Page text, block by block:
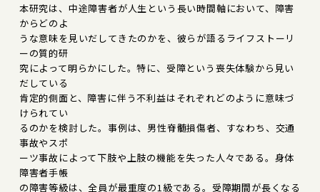
本研究は、中途障害者が人生という長い時間軸において、障害
からどのよ
うな意味を見いだしてきたのかを、彼らが語るライフストーリ
ーの質的研
究によって明らかにした。特に、受障という喪失体験から見い
だしている
肯定的側面と、障害に伴う不利益はそれぞれどのように意味づ
けられてい
るのかを検討した。事例は、男性脊髄損傷者、すなわち、交通
事故やスポ
ーツ事故によって下肢や上肢の機能を失った人々である。身体
障害者手帳
の障害等級は、全員が最重度の1級である。受障期間が長くなる